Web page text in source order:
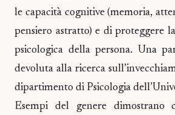
le capacità cognitive (memoria,
pensiero astratto) e di proteggere
psicologica della persona. Una
devoluta alla ricerca
dipartimento di Psicologia
Esempi del genere dimostrano